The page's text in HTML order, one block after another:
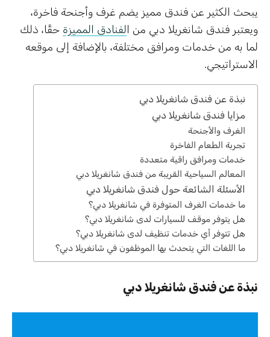
يبحث الكثير عن فندق مميز يضم غرف وأجنحة فاخرة،
ويعتبر فندق شانغريلا دبي من الفنادق المميزة حقًا، ذلك
لما به من خدمات ومرافق مختلفة، بالإضافة إلى موقعه
الاستراتيجي.
نبذة عن فندق شانغريلا دبي
مزايا فندق شانغريلا دبي
الغرف والأجنحة
تجربة الطعام الفاخرة
خدمات ومرافق راقية متعددة
المعالم السياحية القريبة من فندق شانغريلا دبي
الأسئلة الشائعة حول فندق شانغريلا دبي
ما خدمات الغرف المتوفرة في شانغريلا دبي؟
هل يتوفر موقف للسيارات لدى شانغريلا دبي؟
هل تتوفر أي خدمات تنظيف لدى شانغريلا دبي؟
ما اللغات التي يتحدث بها الموظفون في شانغريلا دبي؟
نبذة عن فندق شانغريلا دبي